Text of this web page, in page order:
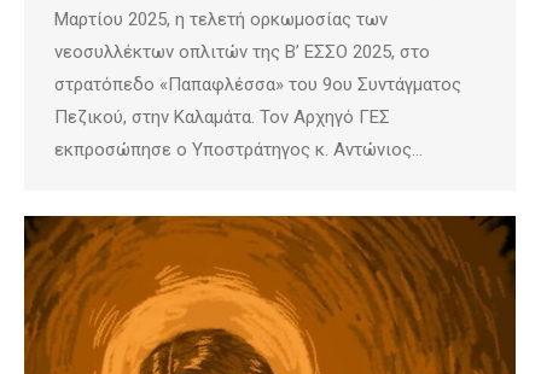
Μαρτίου 2025, η τελετή ορκωμοσίας των
νεοσυλλέκτων οπλιτών της Β’ ΕΣΣΟ 2025, στο
στρατόπεδο «Παπαφλέσσα» του 9ου Συντάγματος
Πεζικού, στην Καλαμάτα. Τον Αρχηγό ΓΕΣ
εκπροσώπησε ο Υποστράτηγος κ. Αντώνιος…